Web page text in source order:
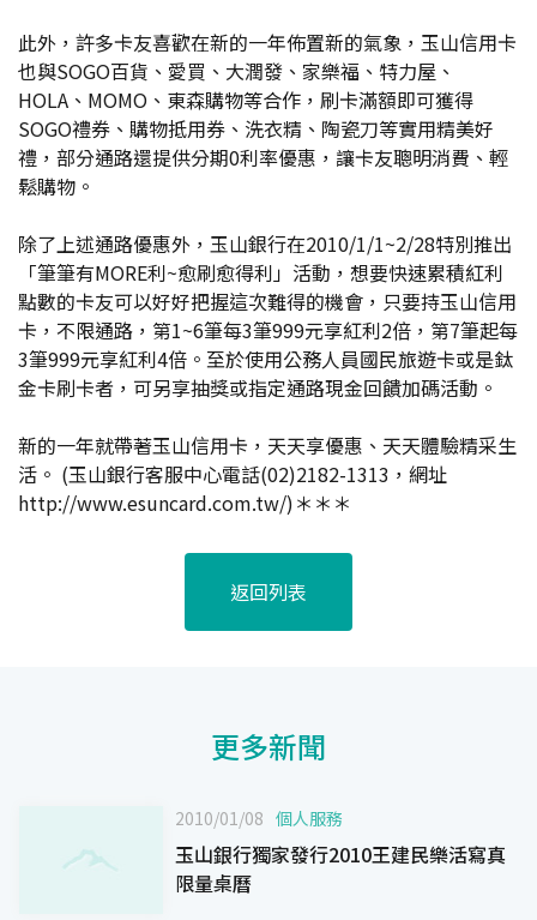
此外，許多卡友喜歡在新的一年佈置新的氣象，玉山信用卡
也與SOGO百貨、愛買、大潤發、家樂福、特力屋、
HOLA、MOMO、東森購物等合作，刷卡滿額即可獲得
SOGO禮券、購物抵用券、洗衣精、陶瓷刀等實用精美好
禮，部分通路還提供分期0利率優惠，讓卡友聰明消費、輕
鬆購物。
除了上述通路優惠外，玉山銀行在2010/1/1~2/28特別推出
「筆筆有MORE利~愈刷愈得利」活動，想要快速累積紅利
點數的卡友可以好好把握這次難得的機會，只要持玉山信用
卡，不限通路，第1~6筆每3筆999元享紅利2倍，第7筆起每
3筆999元享紅利4倍。至於使用公務人員國民旅遊卡或是鈦
金卡刷卡者，可另享抽獎或指定通路現金回饋加碼活動。
新的一年就帶著玉山信用卡，天天享優惠、天天體驗精采生
活。 (玉山銀行客服中心電話(02)2182-1313，網址
http://www.esuncard.com.tw/)＊＊＊
返回列表
更多新聞
2010/01/08 個人服務
玉山銀行獨家發行2010王建民樂活寫真
限量桌曆